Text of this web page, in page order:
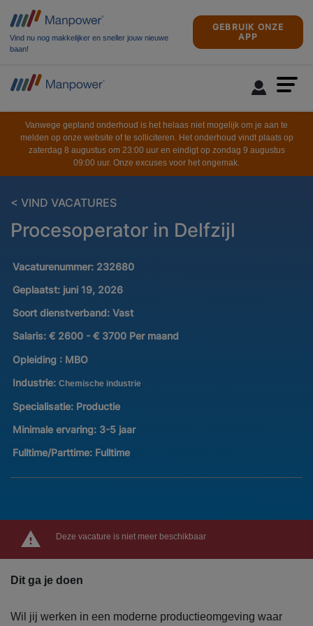
Vind nu nog makkelijker en sneller jouw nieuwe
baan!
GEBRUIK ONZE
APP
Vanwege gepland onderhoud is het helaas niet mogelijk om je aan te
melden op onze website of te solliciteren. Het onderhoud vindt plaats op
zaterdag 8 augustus om 23:00 uur en eindigt op zondag 9 augustus
09:00 uur. Onze excuses voor het ongemak.
< VIND VACATURES
Procesoperator in Delfzijl
Vacaturenummer: 232680
Geplaatst: juni 19, 2026
Soort dienstverband: Vast
Salaris: € 2600 - € 3700 Per maand
Opleiding : MBO
Industrie: Chemische industrie
Specialisatie: Productie
Minimale ervaring: 3-5 jaar
Fulltime/Parttime: Fulltime
Deze vacature is niet meer beschikbaar
Dit ga je doen
Wil jij werken in een moderne productieomgeving waar